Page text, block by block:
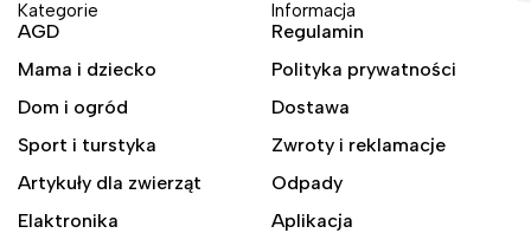
Kategorie
AGD
Mama i dziecko
Dom i ogród
Sport i turstyka
Artykuły dla zwierząt
Elaktronika
Informacja
Regulamin
Polityka prywatności
Dostawa
Zwroty i reklamacje
Odpady
Aplikacja